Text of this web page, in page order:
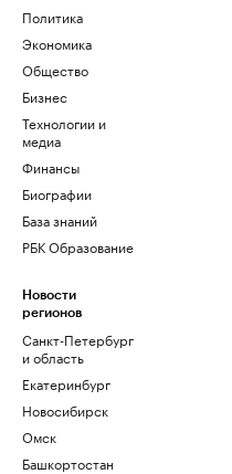
Политика
Экономика
Общество
Бизнес
Технологии и
медиа
Финансы
Биографии
База знаний
РБК Образование
Новости
регионов
Санкт-Петербург
и область
Екатеринбург
Новосибирск
Омск
Башкортостан